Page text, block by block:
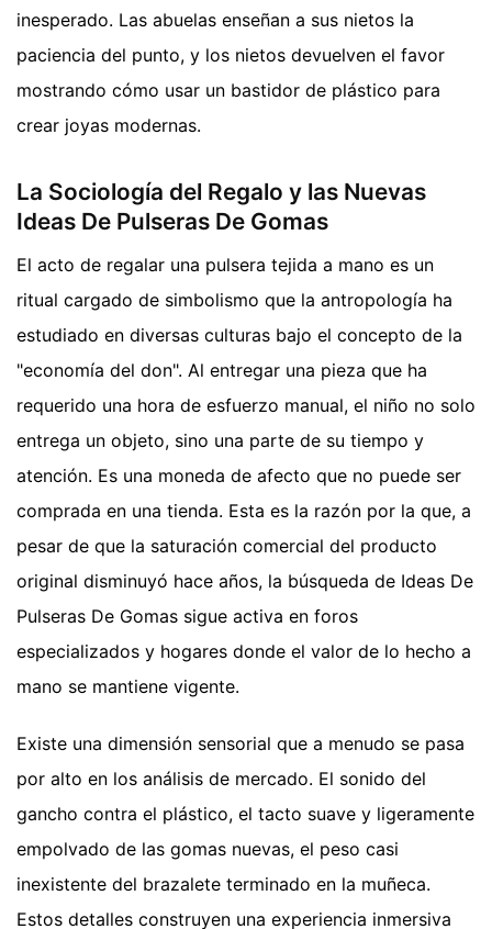
inesperado. Las abuelas enseñan a sus nietos la
paciencia del punto, y los nietos devuelven el favor
mostrando cómo usar un bastidor de plástico para
crear joyas modernas.
La Sociología del Regalo y las Nuevas
Ideas De Pulseras De Gomas
El acto de regalar una pulsera tejida a mano es un
ritual cargado de simbolismo que la antropología ha
estudiado en diversas culturas bajo el concepto de la
"economía del don". Al entregar una pieza que ha
requerido una hora de esfuerzo manual, el niño no solo
entrega un objeto, sino una parte de su tiempo y
atención. Es una moneda de afecto que no puede ser
comprada en una tienda. Esta es la razón por la que, a
pesar de que la saturación comercial del producto
original disminuyó hace años, la búsqueda de Ideas De
Pulseras De Gomas sigue activa en foros
especializados y hogares donde el valor de lo hecho a
mano se mantiene vigente.
Existe una dimensión sensorial que a menudo se pasa
por alto en los análisis de mercado. El sonido del
gancho contra el plástico, el tacto suave y ligeramente
empolvado de las gomas nuevas, el peso casi
inexistente del brazalete terminado en la muñeca.
Estos detalles construyen una experiencia inmersiva